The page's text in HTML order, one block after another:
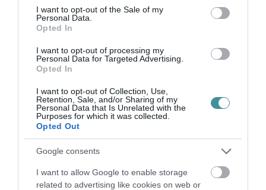
consent section.
I want to opt-out of the Sale of my
Personal Data.
Opted In
I want to opt-out of processing my
Personal Data for Targeted Advertising.
Opted In
I want to opt-out of Collection, Use,
Retention, Sale, and/or Sharing of my
Personal Data that Is Unrelated with the
Purposes for which it was collected.
Opted Out
Google consents
I want to allow Google to enable storage
related to advertising like cookies on web or
MAGYAR PÉTER: KIÍRJÁK AZ ELSŐ
2026. augusztus 06
ELOLTOTTÁK A TÜZET
DÉDESTAPOLCSÁNYNÁL, KILENCÓRÁS
2026. augusztus 06|Környék ügye